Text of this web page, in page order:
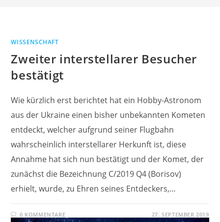
WISSENSCHAFT
Zweiter interstellarer Besucher
bestätigt
Wie kürzlich erst berichtet hat ein Hobby-Astronom
aus der Ukraine einen bisher unbekannten Kometen
entdeckt, welcher aufgrund seiner Flugbahn
wahrscheinlich interstellarer Herkunft ist, diese
Annahme hat sich nun bestätigt und der Komet, der
zunächst die Bezeichnung C/2019 Q4 (Borisov)
erhielt, wurde, zu Ehren seines Entdeckers,…
0 KOMMENTARE 27. SEPTEMBER 2019